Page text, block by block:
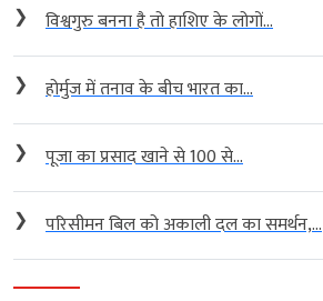
❯ विश्वगुरु बनना है तो हाशिए के लोगों...
❯ होर्मुज में तनाव के बीच भारत का...
❯ पूजा का प्रसाद खाने से 100 से...
❯ परिसीमन बिल को अकाली दल का समर्थन,...